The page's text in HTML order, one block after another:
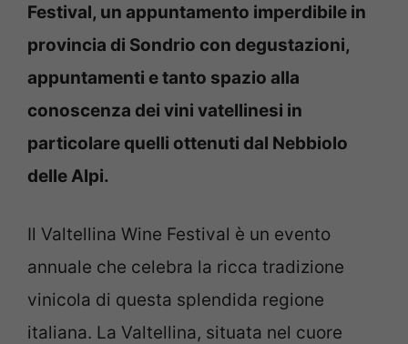
Festival, un appuntamento imperdibile in
provincia di Sondrio con degustazioni,
appuntamenti e tanto spazio alla
conoscenza dei vini vatellinesi in
particolare quelli ottenuti dal Nebbiolo
delle Alpi.
Il Valtellina Wine Festival è un evento
annuale che celebra la ricca tradizione
vinicola di questa splendida regione
italiana. La Valtellina, situata nel cuore